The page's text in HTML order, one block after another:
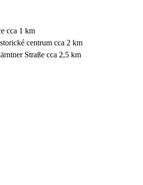
cca 1 km
centrum cca 2 km
Straße cca 2,5 km